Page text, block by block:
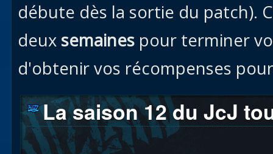
débute dès la sortie du patch).
deux semaines pour terminer
d'obtenir vos récompenses
La saison 12 du JcJ